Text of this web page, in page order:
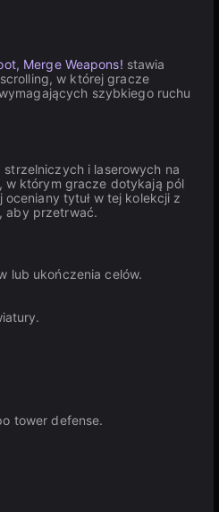
Merge Weapons! stawia
w której gracze
szybkiego ruchu
i laserowych na
w którym gracze dotykają pól
oceniany tytuł w tej kolekcji z
aby przetrwać.
lub ukończenia celów.
tower defense.